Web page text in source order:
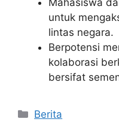
Mahasiswa
untuk
lintas negara.
Berpotensi
kolaborasi
bersifat
Kategori
Berita